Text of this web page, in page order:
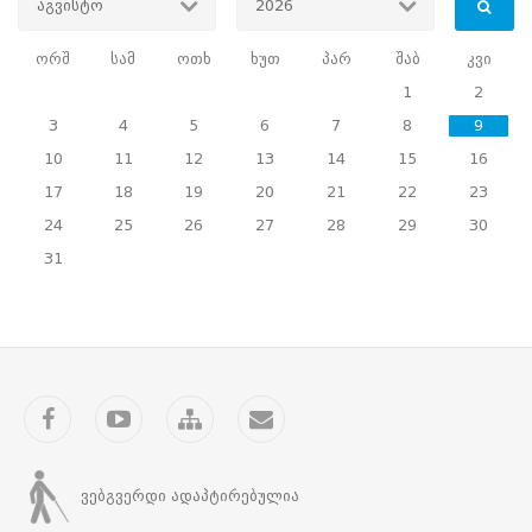
წარმომადგენლების,
თვითმმართველობისა
სამხარეო
ადმინისტრაციის
და
მედიის
წარმომადგენლებისათვის
18.07.2012
სასწავლო
აგვისტო 2026
ორშ სამ ოთხ ხუთ პარ შაბ
კვი
1
2
3
4 5 6 7 8
9
10
11 12 13 14 15
16
17
18 19 20 21 22
23
24
25 26 27 28 29
30
31
Facebook
YouTube
საიტის
კონტაქტი
ვებგვერდი ადაპტირებულია